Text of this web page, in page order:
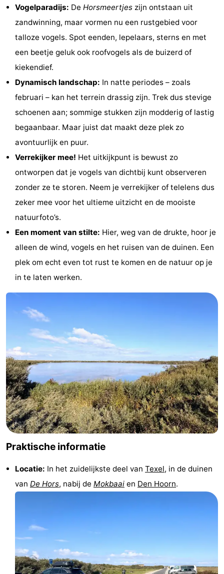
breakfasts)
Hotels
Vakantiehuizen
Eibernest
Hoogelandt
Beach
Park
Texel
Buytenveldt
Krim
EuroParcs
Texel
Kustpark
Texel
Sluftervallei
-
Strandhuys
Villapark
Residentie
Villapark
Vogelmient
Last
minutes
Strand
&
doen
Bezienswaardigheden
-
Musea
-
Monumenten
-
Rondvaarten
Boerderijen
Vogelparadijs: De Horsmeertjes zijn ontstaan uit
zandwinning, maar vormen nu een rustgebied voor
talloze vogels. Spot eenden, lepelaars, sterns en met
een beetje geluk ook roofvogels als de buizerd of
kiekendief.
Dynamisch landschap: In natte periodes – zoals
februari – kan het terrein drassig zijn. Trek dus stevige
schoenen aan; sommige stukken zijn modderig of lastig
begaanbaar. Maar juist dat maakt deze plek zo
avontuurlijk en puur.
Verrekijker mee! Het uitkijkpunt is bewust zo
ontworpen dat je vogels van dichtbij kunt observeren
zonder ze te storen. Neem je verrekijker of telelens dus
zeker mee voor het ultieme uitzicht en de mooiste
natuurfoto’s.
Een moment van stilte: Hier, weg van de drukte, hoor je
alleen de wind, vogels en het ruisen van de duinen. Een
plek om echt even tot rust te komen en de natuur op je
in te laten werken.
Praktische informatie
Locatie: In het zuidelijkste deel van Texel, in de duinen
van De Hors, nabij de Mokbaai en Den Hoorn.